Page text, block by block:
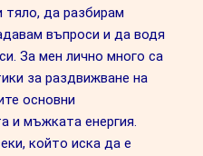
да разбирам
въпроси и да водя
За мен лично много са
за раздвижване на
основни
и мъжката енергия.
който иска да е